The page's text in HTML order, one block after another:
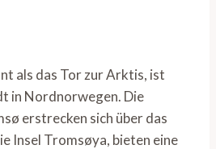
als das Tor zur Arktis, ist
in Nordnorwegen. Die
erstrecken sich über das
Insel Tromsøya, bieten eine